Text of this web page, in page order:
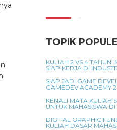
TOPIK
KULIAH 2 VS 4 TAHUN:
SIAP KERJA DI
SIAP JADI GAME
GAMEDEV ACADEMY
KENALI MATA KULIAH
UNTUK MAHASISWA DI
DIGITAL GRAPHIC
KULIAH DASAR